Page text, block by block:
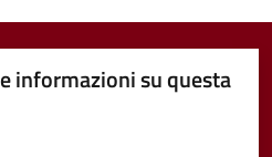
informazioni su questa